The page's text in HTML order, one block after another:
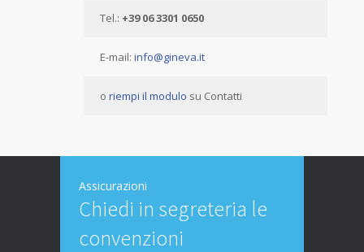
Tel.: +39 06 3301 0650
E-mail: info@gineva.it
o riempi il modulo su Contatti
Assicurazioni
Chiedi in segreteria le
convenzioni